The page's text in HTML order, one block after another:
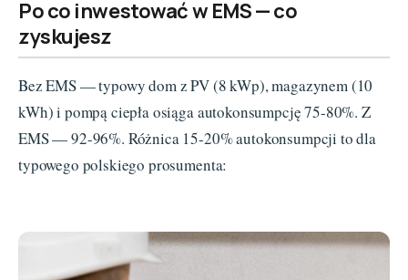
Po co inwestować w EMS — co
zyskujesz
Bez EMS — typowy dom z PV (8 kWp), magazynem (10
kWh) i pompą ciepła osiąga autokonsumpcję 75-80%. Z
EMS — 92-96%. Różnica 15-20% autokonsumpcji to dla
typowego polskiego prosumenta: